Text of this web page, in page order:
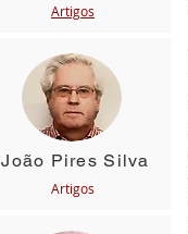
Artigos
João Pires Silva
Artigos